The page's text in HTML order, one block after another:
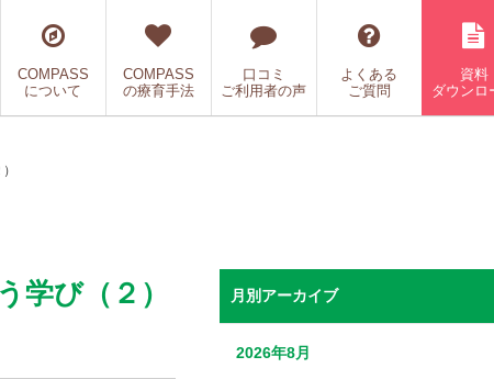
COMPASS
について
COMPASS
の療育手法
口コミ
ご利用者の声
よくある
ご質問
資料
ダウンロ
び（２） 月別アーカイブ
2026年8月